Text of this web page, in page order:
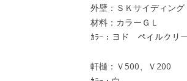
外壁：ＳＫサイディング
材料：カラーＧＬ
ｶﾗｰ：ヨド ペイルクリ
軒樋：Ｖ500、Ｖ200